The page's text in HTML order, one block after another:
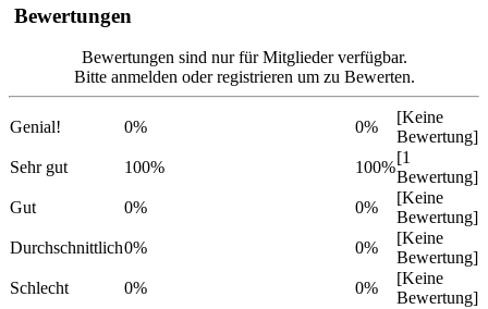
Bewertungen
Bewertungen sind nur für Mitglieder verfügbar.
Bitte anmelden oder registrieren um zu Bewerten.
Genial! 0% 0%
[Keine
Bewertung]
Sehr gut
100% 100%
[1
Bewertung]
Gut
0% 0%
[Keine
Bewertung]
Durchschnittlich0% 0%
[Keine
Bewertung]
Schlecht
0% 0%
[Keine
Bewertung]